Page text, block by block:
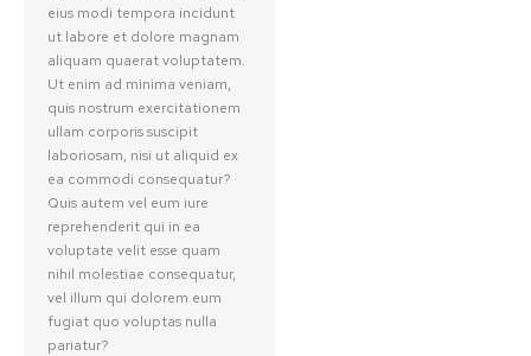
eius modi tempora incidunt
ut labore et dolore magnam
aliquam quaerat voluptatem.
Ut enim ad minima veniam,
quis nostrum exercitationem
ullam corporis suscipit
laboriosam, nisi ut aliquid ex
ea commodi consequatur?
Quis autem vel eum iure
reprehenderit qui in ea
voluptate velit esse quam
nihil molestiae consequatur,
vel illum qui dolorem eum
fugiat quo voluptas nulla
pariatur?